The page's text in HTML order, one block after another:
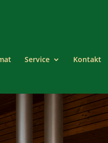
Service Kontakt